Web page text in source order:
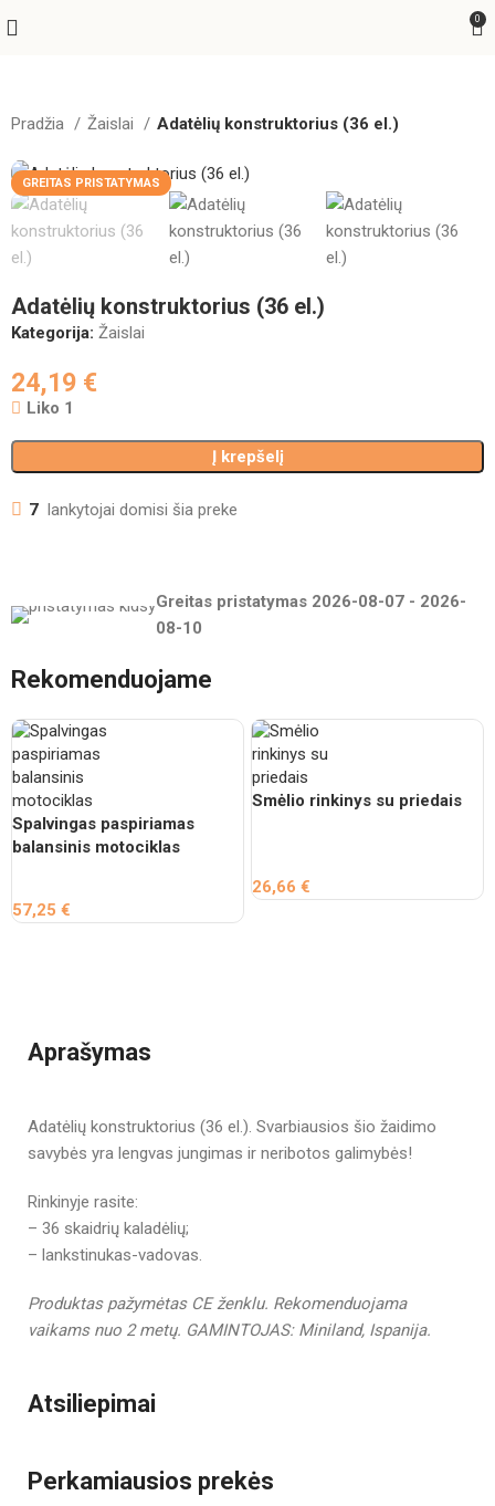
0
Pradžia Žaislai Adatėlių konstruktorius (36 el.)
GREITAS PRISTATYMAS
Adatėlių konstruktorius (36 el.)
Kategorija: Žaislai
24,19 €
Liko 1
Į krepšelį
7 lankytojai domisi šia preke
Greitas pristatymas 2026-08-07 - 2026-
08-10
Rekomenduojame
Spalvingas paspiriamas
balansinis motociklas
57,25€
Smėlio rinkinys su priedais
26,66 €
Aprašymas
Adatėlių konstruktorius (36 el.). Svarbiausios šio žaidimo
savybės yra lengvas jungimas ir neribotos galimybės!
Rinkinyje rasite:
– 36 skaidrių kaladėlių;
– lankstinukas-vadovas.
Produktas pažymėtas CE ženklu. Rekomenduojama
vaikams nuo 2 metų. GAMINTOJAS: Miniland, Ispanija.
Atsiliepimai
Perkamiausios prekės